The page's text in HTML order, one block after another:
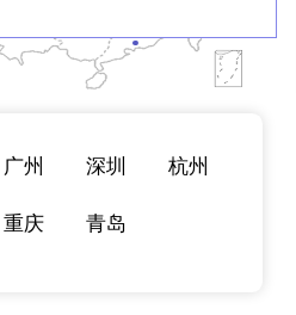
广州 深圳 杭州
重庆 青岛